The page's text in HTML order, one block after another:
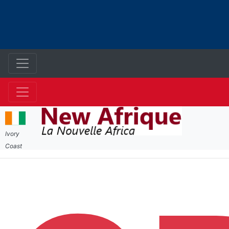
Ivory
Coast